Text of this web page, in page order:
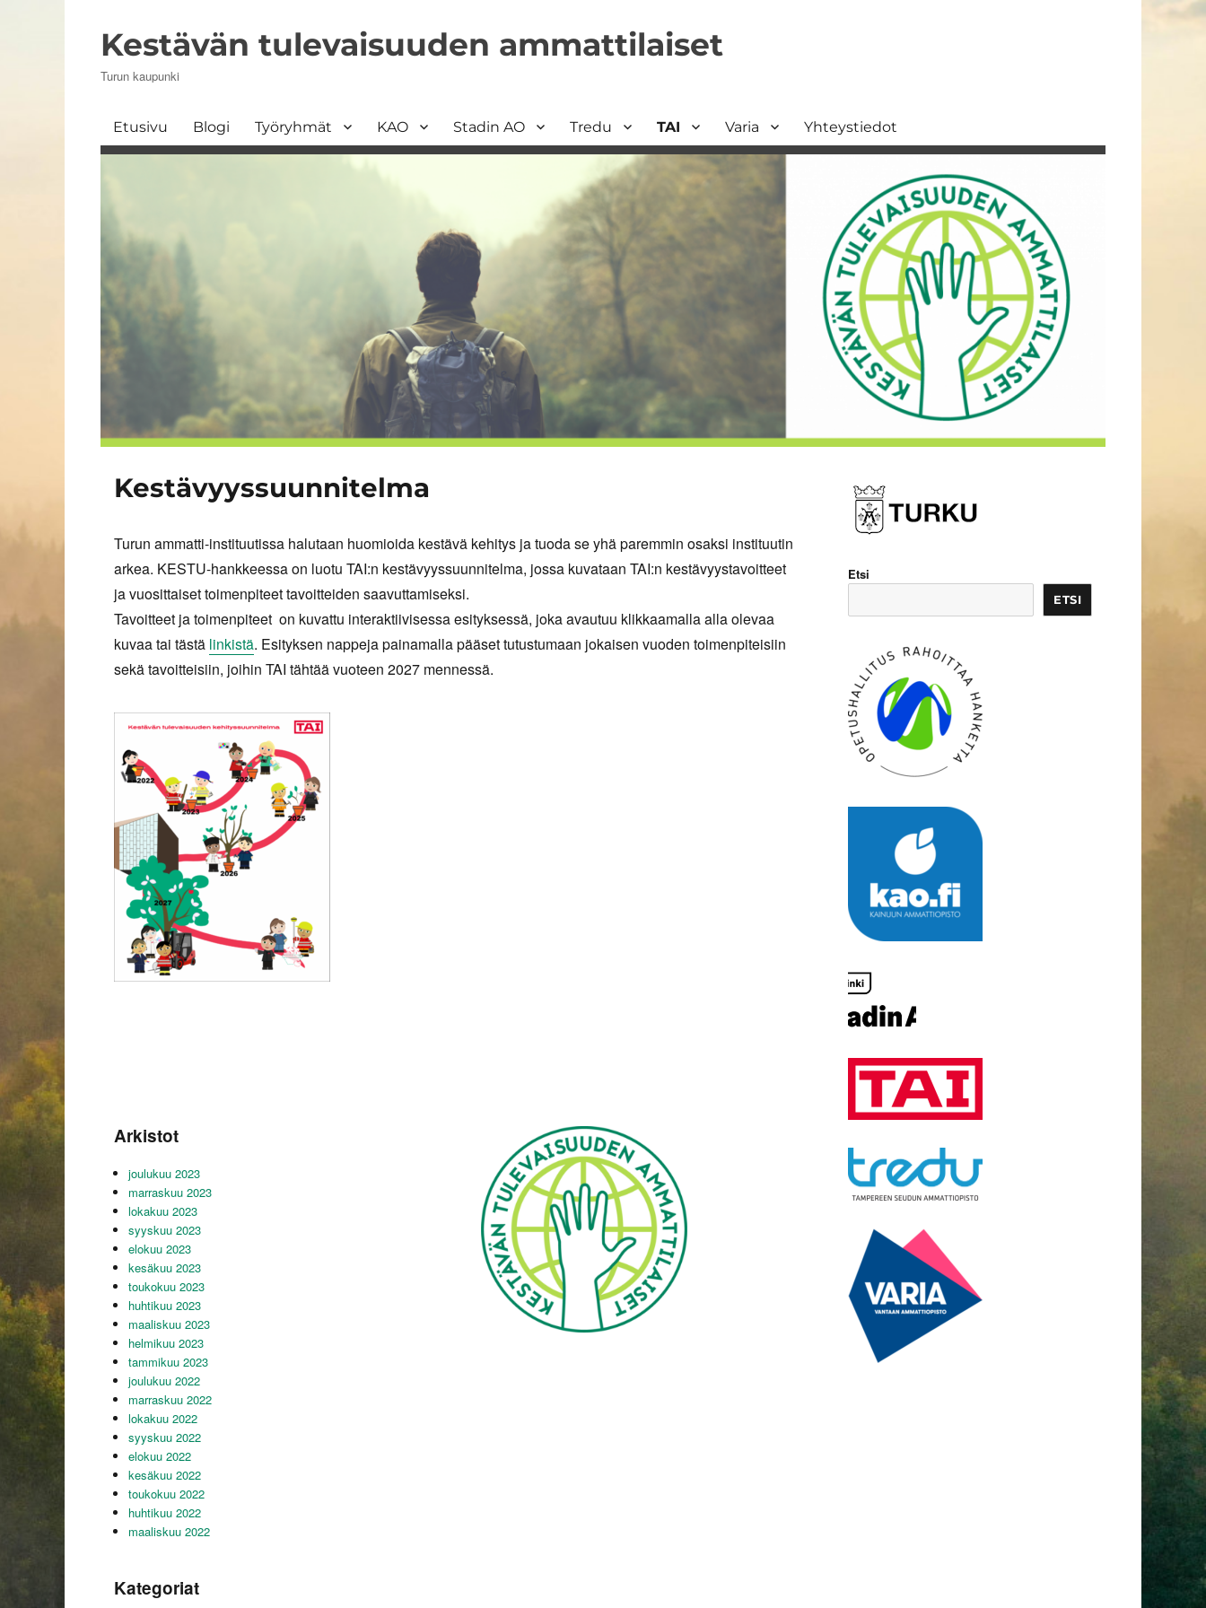
Kestävän tulevaisuuden ammattilaiset
Turun kaupunki
Etusivu Blogi Työryhmät KAO Stadin AO Tredu TAI Varia Yhteystiedot
Kestävyyssuunnitelma
Turun ammatti-instituutissa halutaan huomioida kestävä kehitys ja tuoda se yhä paremmin osaksi instituutin
arkea. KESTU-hankkeessa on luotu TAI:n kestävyyssuunnitelma, jossa kuvataan TAI:n kestävyystavoitteet
ja vuosittaiset toimenpiteet tavoitteiden saavuttamiseksi.
Tavoitteet ja toimenpiteet on kuvattu interaktiivisessa esityksessä, joka avautuu klikkaamalla alla olevaa
kuvaa tai tästä linkistä. Esityksen nappeja painamalla pääset tutustumaan jokaisen vuoden toimenpiteisiin
sekä tavoitteisiin, joihin TAI tähtää vuoteen 2027 mennessä.
Arkistot
joulukuu 2023
marraskuu 2023
lokakuu 2023
syyskuu 2023
elokuu 2023
kesäkuu 2023
toukokuu 2023
huhtikuu 2023
maaliskuu 2023
helmikuu 2023
tammikuu 2023
joulukuu 2022
marraskuu 2022
lokakuu 2022
syyskuu 2022
elokuu 2022
kesäkuu 2022
toukokuu 2022
huhtikuu 2022
maaliskuu 2022
Kategoriat
Etsi
ETSI